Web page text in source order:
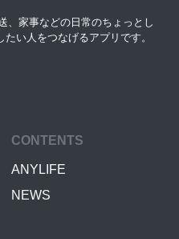
、家事などの日常のちょっとし
い人をつなげるアプリです。
CONTENTS
ANYLIFE
NEWS